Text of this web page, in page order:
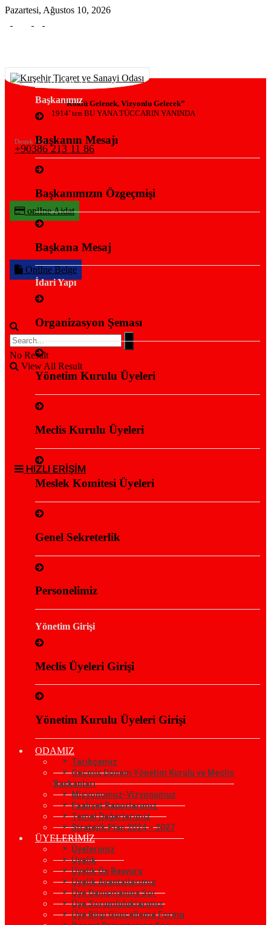
Pazartesi, Ağustos 10, 2026
“Köklü Gelenek, Vizyonlu Gelecek”
1914’ ten BU YANA TÜCCARIN YANINDA
Destek Hattı
+90386 213 11 86
onlIne Aidat
OnlIne Belge
No Result
View All Result
HIZLI ERİŞİM
KURUMSAL
Başkanımız
Başkanın Mesajı
Başkanımızın Özgeçmişi
Başkana Mesaj
İdari Yapı
Organizasyon Şeması
Yönetim Kurulu Üyeleri
Meclis Kurulu Üyeleri
Meslek Komitesi Üyeleri
Genel Sekreterlik
Personelimiz
Yönetim Girişi
Meclis Üyeleri Girişi
Yönetim Kurulu Üyeleri Girişi
ODAMIZ
Tarihçemiz
Geçmiş Dönem Yönetim Kurulu ve Meclis
Başkanları
Misyonumuz-Vizyonumuz
Faaliyet Raporlarımız
Temel Değerlerimiz
Stratejik Plan 2024 – 2027
ÜYELERİMİZ
Üyelerimiz
Üyelik
Üyelik Ön Başvuru
Üyelik Avantajlarımız
Üye Danışmanına Sor
Üye Sorumluluklarımız
Üye Bilgi Güncelleme Formu